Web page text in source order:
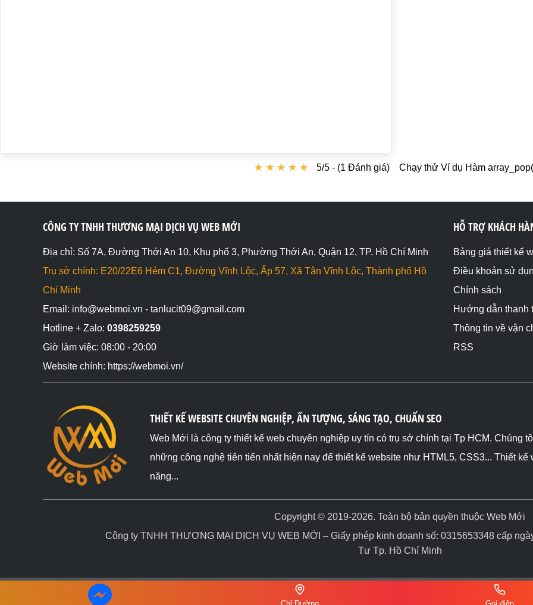
Chạy thử Ví dụ Hàm
★ ★ ★ ★ ★
★ ★ ★ ★ ★ 5/5 - (1 Đánh giá)
CÔNG TY TNHH THƯƠNG MẠI DỊCH VỤ WEB MỚI
Địa chỉ: Số 7A, Đường Thới An 10, Khu phố 3, Phường Thới An, Quận 12, TP. Hồ Chí Minh
Trụ sở chính: E20/22E6 Hẻm C1, Đường Vĩnh Lộc, Ấp 57, Xã Tân Vĩnh Lộc, Thành phố Hồ
Chí Minh
Email: info@webmoi.vn - tanlucit09@gmail.com
Hotline + Zalo: 0398259259
Giờ làm việc: 08:00 - 20:00
Website chính: https://webmoi.vn/
HỖ TRỢ KHÁCH
Bảng giá thiết kế
Điều khoản sử
Chính sách
Hướng dẫn thanh
Thông tin về vận
RSS
THIẾT KẾ WEBSITE CHUYÊN NGHIỆP, ẤN TƯỢNG, SÁNG TẠO, CHUẨN SEO
Web Mới là công ty thiết kế web chuyên nghiệp uy tín có trụ sở chính tại Tp HCM. Chúng
những công nghệ tiên tiến nhất hiện nay để thiết kế website như HTML5, CSS3... Thiết
năng...
Copyright © 2019-2026. Toàn bộ bản quyền thuộc Web Mới
Công ty TNHH THƯƠNG MẠI DỊCH VỤ WEB MỚI – Giấy phép kinh doanh số: 0315653348 cấp
Tư Tp. Hồ Chí Minh